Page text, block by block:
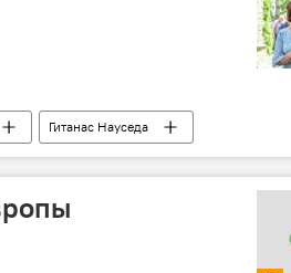
Гитанас Науседа